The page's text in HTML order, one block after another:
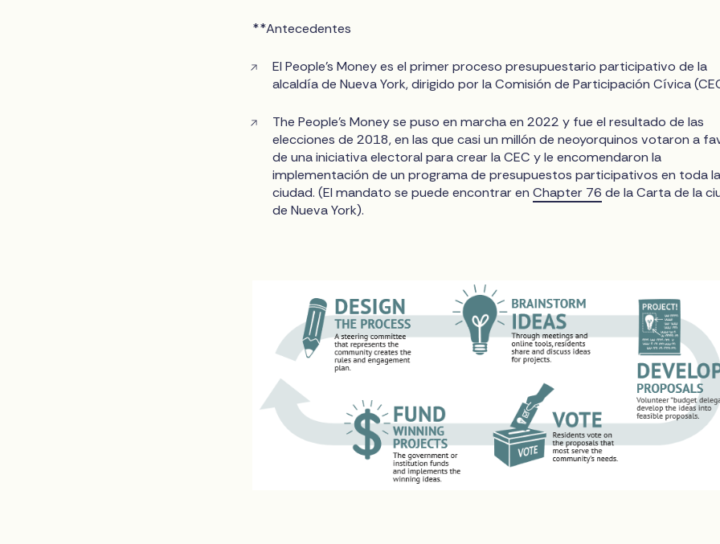
**Antecedentes
El People's Money es el primer proceso presupuestario participativo de la
alcaldía de Nueva York, dirigido por la Comisión de Participación Cívica
The People's Money se puso en marcha en 2022 y fue el resultado de las
elecciones de 2018, en las que casi un millón de neoyorquinos votaron a
de una iniciativa electoral para crear la CEC y le encomendaron la
implementación de un programa de presupuestos participativos en toda la
ciudad. (El mandato se puede encontrar enChapter 76 de la Carta de la
de Nueva York).